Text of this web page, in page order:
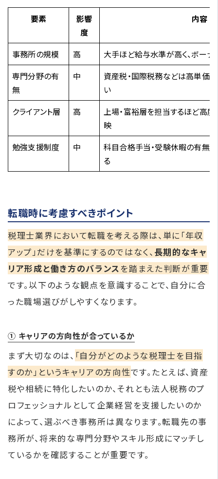
要素
影響
度
内容
事務所の規模 高
大手ほど給与水準が高く、ボー
専門分野の有
無
中
資産税・国際税務などは高単価
い
クライアント層
高
上場・富裕層を担当するほど高
映
勉強支援制度
中
科目合格手当・受験休暇の有無
る
転職時に考慮すべきポイント
税理士業界において転職を考える際は、単に「年収
アップ」だけを基準にするのではなく、 長期的なキャ
リア形成と働き方のバランスを踏まえた判断が重要
です。以下のような観点を意識することで、自分に合
った職場選びがしやすくなります。
① キャリアの方向性が合っているか
まず大切なのは、 「自分がどのような税理士を目指
すのか」というキャリアの方向性です。たとえば、資産
税や相続に特化したいのか、それとも法人税務のプ
ロフェッショナルとして企業経営を支援したいのか
によって、選ぶべき事務所は異なります。転職先の事
務所が、将来的な専門分野やスキル形成にマッチし
ているかを確認することが重要です。